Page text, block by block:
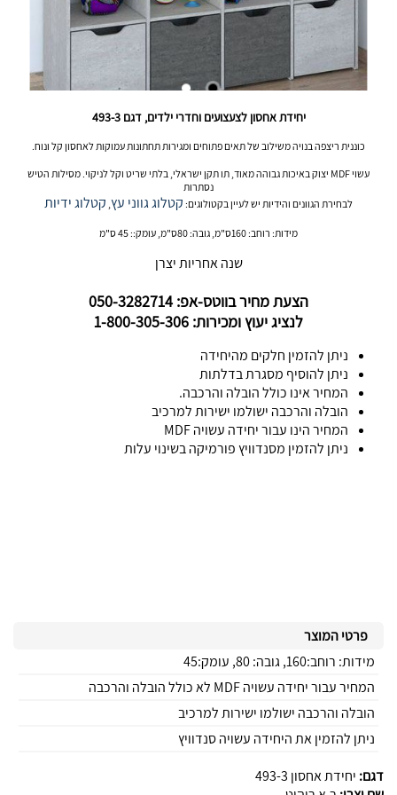
יחידת אחסון לצעצועים וחדרי ילדים, דגם 493-3
כוננית ריצפה בנויה משילוב של תאים פתוחים ומגירות תחתונות עמוקות לאחסון קל ונוח.
עשוי MDF יצוק באיכות גבוהה מאוד, תו תקן ישראלי, בלתי שריט וקל לניקוי. מסילות הטיש
נסתרות
לבחירת הגוונים והידיות יש לעיין בקטולוגים: קטלוג גווני עץ, קטלוג ידיות
מידות: רוחב: 160ס"מ, גובה: 80ס"מ, עומק:: 45 ס"מ
שנה אחריות יצרן
הצעת מחיר בווטס-אפ: 050-3282714
לנציג יעוץ ומכירות: 1-800-305-306
ניתן להזמין חלקים מהיחידה
ניתן להוסיף מסגרת בדלתות
המחיר אינו כולל הובלה והרכבה.
הובלה והרכבה ישולמו ישירות למרכיב
המחיר הינו עבור יחידה עשויה MDF
ניתן להזמין מסנדוויץ פורמיקה בשינוי עלות
פרטי המוצר
מידות: רוחב:160, גובה: 80, עומק:45
המחיר עבור יחידה עשויה MDF לא כולל הובלה והרכבה
הובלה והרכבה ישולמו ישירות למרכיב
ניתן להזמין את היחידה עשויה סנדוויץ
דגם: יחידת אחסון 493-3